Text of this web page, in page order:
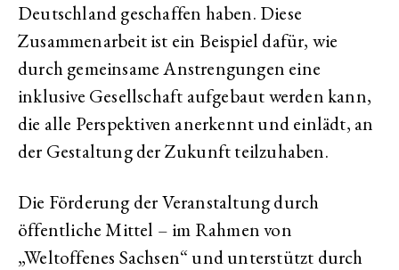
Deutschland geschaffen haben. Diese
Zusammenarbeit ist ein Beispiel dafür, wie
durch gemeinsame Anstrengungen eine
inklusive Gesellschaft aufgebaut werden kann,
die alle Perspektiven anerkennt und einlädt, an
der Gestaltung der Zukunft teilzuhaben.
Die Förderung der Veranstaltung durch
öffentliche Mittel – im Rahmen von
„Weltoffenes Sachsen“ und unterstützt durch